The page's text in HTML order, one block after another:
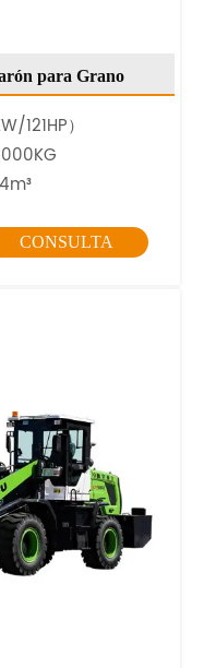
para Grano
121HP）
CONSULTA